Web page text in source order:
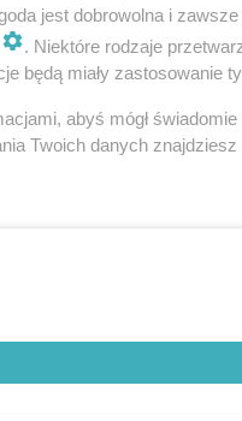
jest dobrowolna i
. Niektóre rodzaje
będą miały zastosowanie
abyś mógł
Twoich danych